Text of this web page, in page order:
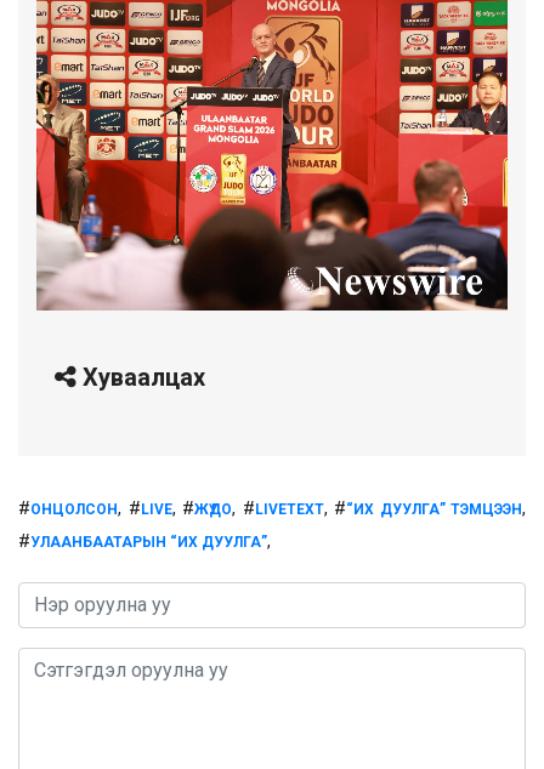
Хуваалцах
#ОНЦОЛСОН, #LIVE, #ЖҮДО, #LIVETEXT, #“ИХ ДУУЛГА” ТЭМЦЭЭН,
#УЛААНБААТАРЫН “ИХ ДУУЛГА”,